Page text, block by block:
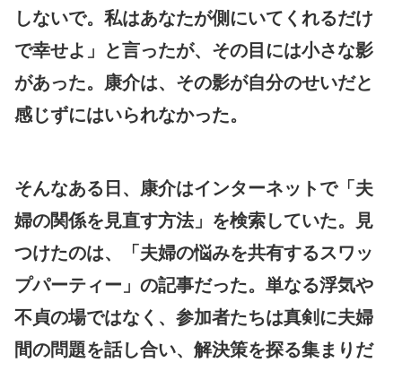
しないで。私はあなたが側にいてくれるだけ
で幸せよ」と言ったが、その目には小さな影
があった。康介は、その影が自分のせいだと
感じずにはいられなかった。
そんなある日、康介はインターネットで「夫
婦の関係を見直す方法」を検索していた。見
つけたのは、「夫婦の悩みを共有するスワッ
プパーティー」の記事だった。単なる浮気や
不貞の場ではなく、参加者たちは真剣に夫婦
間の問題を話し合い、解決策を探る集まりだ